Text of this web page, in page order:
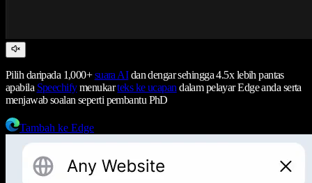
Pilih daripada 1,000+suara AIdan dengar sehingga 4.5x lebih pantas
apabila Speechifymenukarteks ke ucapan dalam pelayar Edge anda serta
menjawab soalan seperti pembantu PhD
Tambah ke Edge